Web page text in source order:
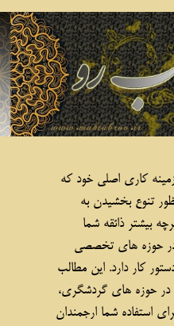
۶ ۷ ۸ ۹ ۱۰
کاری اصلی خود که
تنوع بخشیدن به
بیشتر ذائقه شما
در حوزه های تخصصی
کار دارد. این مطالب
حوزه های گردشگری،
استفاده شما ارجمندان